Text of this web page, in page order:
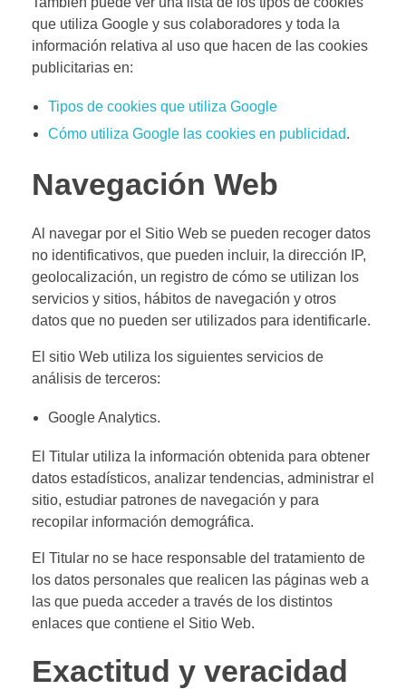
que utiliza Google y sus colaboradores y toda la
información relativa al uso que hacen de las cookies
publicitarias en:
Tipos de cookies que utiliza Google
Cómo utiliza Google las cookies en publicidad.
Navegación Web
Al navegar por el Sitio Web se pueden recoger datos
no identificativos, que pueden incluir, la dirección IP,
geolocalización, un registro de cómo se utilizan los
servicios y sitios, hábitos de navegación y otros
datos que no pueden ser utilizados para identificarle.
El sitio Web utiliza los siguientes servicios de
análisis de terceros:
Google Analytics.
El Titular utiliza la información obtenida para obtener
datos estadísticos, analizar tendencias, administrar el
sitio, estudiar patrones de navegación y para
recopilar información demográfica.
El Titular no se hace responsable del tratamiento de
los datos personales que realicen las páginas web a
las que pueda acceder a través de los distintos
enlaces que contiene el Sitio Web.
Exactitud y veracidad